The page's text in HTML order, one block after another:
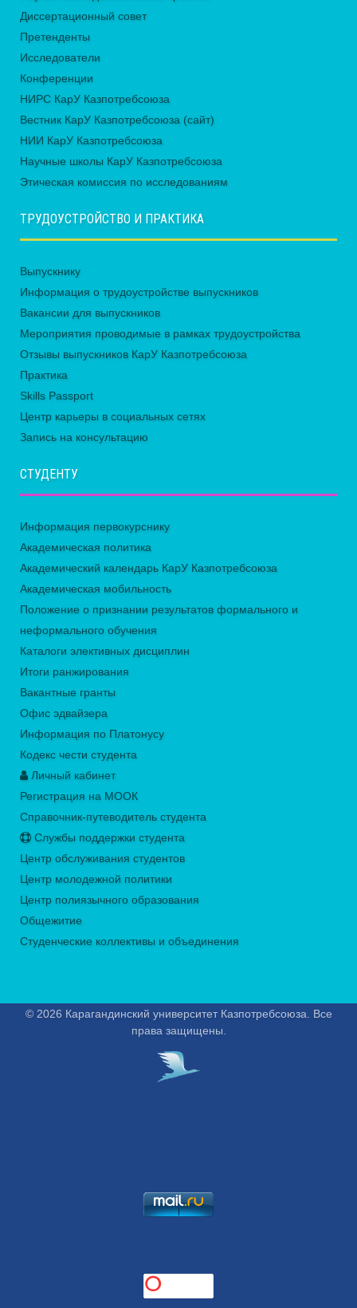
Диссертационный совет
Претенденты
Исследователи
Конференции
НИРС КарУ Казпотребсоюза
Вестник КарУ Казпотребсоюза (сайт)
НИИ КарУ Казпотребсоюза
Научные школы КарУ Казпотребсоюза
Этическая комиссия по исследованиям
ТРУДОУСТРОЙСТВО И ПРАКТИКА
Выпускнику
Информация о трудоустройстве выпускников
Вакансии для выпускников
Мероприятия проводимые в рамках трудоустройства
Отзывы выпускников КарУ Казпотребсоюза
Практика
Skills Passport
Центр карьеры в социальных сетях
Запись на консультацию
СТУДЕНТУ
Информация первокурснику
Академическая политика
Академический календарь КарУ Казпотребсоюза
Академическая мобильность
Положение о признании результатов формального и
неформального обучения
Каталоги элективных дисциплин
Итоги ранжирования
Вакантные гранты
Офис эдвайзера
Информация по Платонусу
Кодекс чести студента
Личный кабинет
Регистрация на МООК
Справочник-путеводитель студента
Службы поддержки студента
Центр обслуживания студентов
Центр молодежной политики
Центр полиязычного образования
Общежитие
Студенческие коллективы и объединения
© 2026 Карагандинский университет Казпотребсоюза. Все
права защищены.